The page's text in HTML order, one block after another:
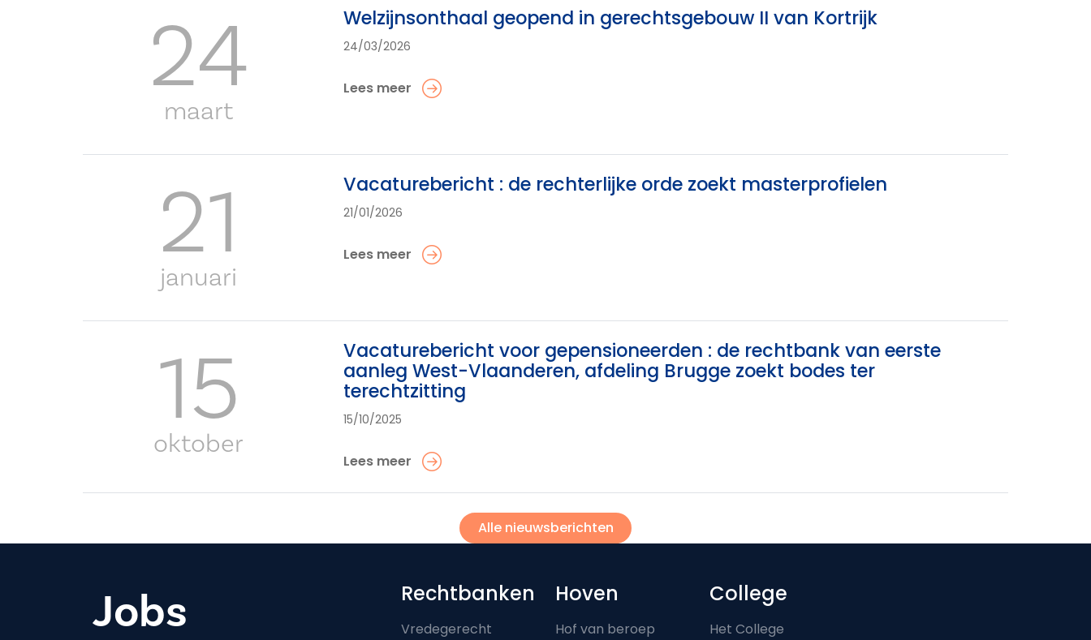
24
maart
Welzijnsonthaal geopend in gerechtsgebouw II van Kortrijk
24/03/2026
Lees meer
21
januari
Vacaturebericht : de rechterlijke orde zoekt masterprofielen
21/01/2026
Lees meer
15
oktober
Vacaturebericht voor gepensioneerden : de rechtbank van eerste
aanleg West-Vlaanderen, afdeling Brugge zoekt bodes ter
terechtzitting
15/10/2025
Lees meer
Alle nieuwsberichten
Jobs
Footer-menu
Rechtbanken
Vredegerecht
Hoven
Hof van beroep
College
Het College